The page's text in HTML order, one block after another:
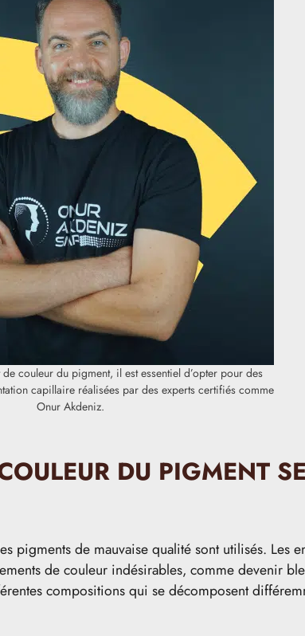
couleur du pigment, il est essentiel d’opter pour des
capillaire réalisées par des experts certifiés comme
Onur Akdeniz.
DU PIGMENT
de mauvaise qualité sont utilisés. Les
de couleur indésirables, comme devenir
compositions qui se décomposent